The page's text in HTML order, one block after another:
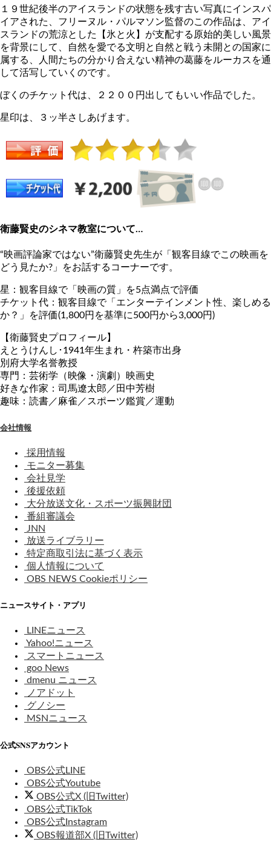
１９世紀後半のアイスランドの状態を残す古い写真にインスパ
イアされた、フリーヌル・パルマソン監督のこの作品は、アイ
スランドの荒涼とした【氷と火】が支配する原始的美しい風景
を背景にして、自然を愛でる文明と自然と戦う未開との国家に
属する、人間たちの分かり合えない精神の葛藤をルーカスを通
して活写していくのです。
ぼくのチケット代は、２２００円出してもいい作品でした。
星印は、３ッ半さしあげます。
衛藤賢史のシネマ教室について…
“映画評論家ではない”衛藤賢史先生が「観客目線でこの映画を
どう見たか?」をお話するコーナーです。
星：観客目線で「映画の質」を5点満点で評価
チケット代：観客目線で「エンターテインメント性、楽しめる
か？」を評価(1,800円を基準に500円から3,000円)
【衛藤賢史プロフィール】
えとうけんし･1941年生まれ・杵築市出身
別府大学名誉教授
専門：芸術学（映像・演劇）映画史
好きな作家：司馬遼太郎／田中芳樹
趣味：読書／麻雀／スポーツ鑑賞／運動
会社情報
採用情報
モニター募集
会社見学
後援依頼
大分放送文化・スポーツ振興財団
番組審議会
JNN
放送ライブラリー
特定商取引法に基づく表示
個人情報について
OBS NEWS Cookieポリシー
ニュースサイト・アプリ
LINEニュース
Yahoo!ニュース
スマートニュース
goo News
dmenu ニュース
ノアドット
グノシー
MSNニュース
公式SNSアカウント
OBS公式LINE
OBS公式Youtube
OBS公式X (旧Twitter)
OBS公式TikTok
OBS公式Instagram
OBS報道部X (旧Twitter)